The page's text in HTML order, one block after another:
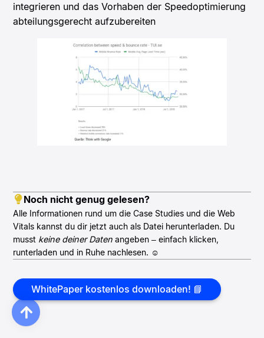
integrieren und das Vorhaben der Speedoptimierung
abteilungsgerecht aufzubereiten
Noch nicht genug gelesen?
Alle Informationen rund um die Case Studies und die Web
Vitals kannst du dir jetzt auch als Datei herunterladen. Du
musst keine deiner Datenangeben – einfach klicken,
runterladen und in Ruhe nachlesen. ☺️
WhitePaper kostenlos downloaden! 📘